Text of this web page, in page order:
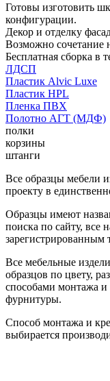
Готовы изготовить
конфигурации.
Декор и отделку
Возможно сочетание
Бесплатная сборка в
ЛДСП
Пластик Alvic Luxe
Пластик HPL
Пленка ПВХ
Полотно АГТ (МДФ)
полки
корзины
штанги
Все образцы мебели
проекту в
Образцы имеют
поиска по сайту, все
зарегистрированным
Все мебельные
образцов по цвету,
способами монтажа
фурнитуры.
Способ монтажа и
выбирается